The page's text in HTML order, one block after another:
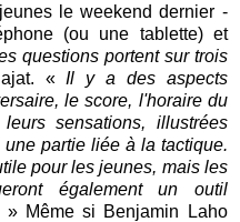
le weekend dernier -
(ou une tablette) et
questions portent sur trois
«Il y a des aspects
le score, l'horaire du
sensations, illustrées
partie liée à la tactique.
pour les jeunes, mais les
également un outil
» Même si Benjamin Laho